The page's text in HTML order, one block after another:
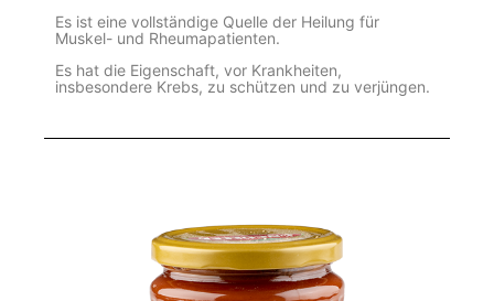
Es ist eine vollständige Quelle der Heilung für
Muskel- und Rheumapatienten.
Es hat die Eigenschaft, vor Krankheiten,
insbesondere Krebs, zu schützen und zu verjüngen.